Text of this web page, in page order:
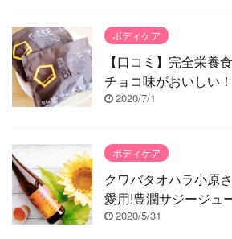
ボディケア
【口コミ】完全栄養
チョコ味がおいしい！
2020/7/1
ボディケア
クワバタオハラ小原
愛用!豊潤サジージュ
2020/5/31